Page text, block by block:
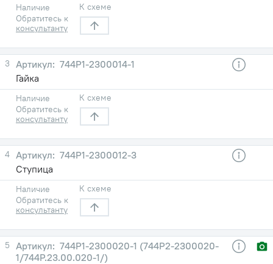
Наличие
Обратитесь к
консультанту
К схеме
3
744Р1-2300014-1
Гайка
Наличие
Обратитесь к
консультанту
К схеме
4
744Р1-2300012-3
Ступица
Наличие
Обратитесь к
консультанту
К схеме
5
744Р1-2300020-1 (744Р2-2300020-
1/744Р.23.00.020-1/)